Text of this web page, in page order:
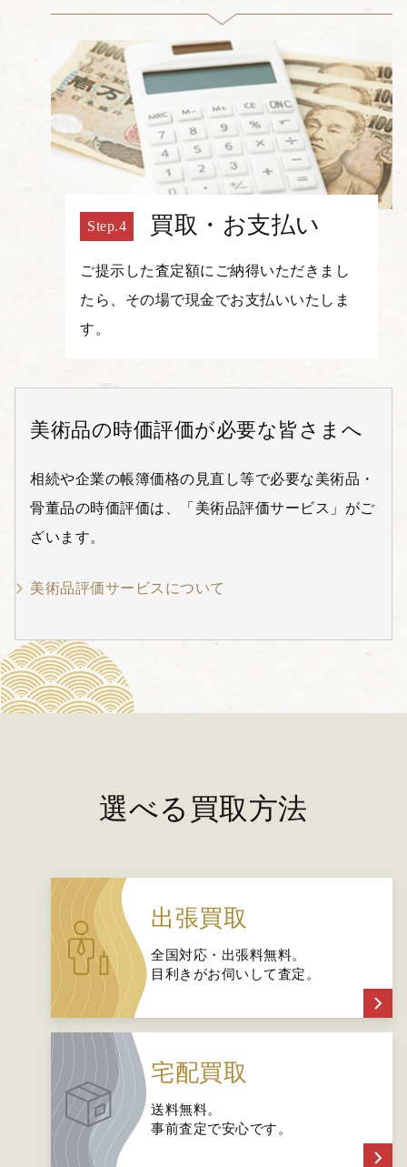
買取・お支払い
ご提示した査定額にご納得いただきまし
たら、その場で現金でお支払いいたしま
す。
美術品の時価評価が必要な皆さまへ
相続や企業の帳簿価格の見直し等で必要な美術品・
骨董品の時価評価は、「美術品評価サービス」がご
ざいます。
美術品評価サービスについて
選べる買取方法
出張買取
全国対応・出張料無料。
目利きがお伺いして査定。
宅配買取
送料無料。
事前査定で安心です。